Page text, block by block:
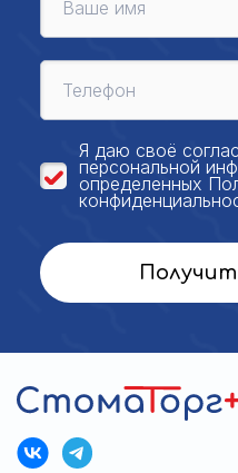
Я даю своё
персональной
определенных